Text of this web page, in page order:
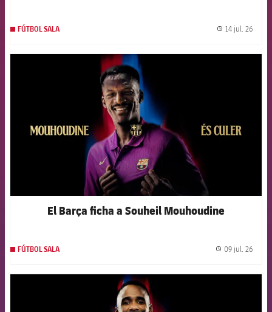
FÚTBOL SALA 14 jul. 26
FCB Barcelona badge
El Barça ficha a Souheil Mouhoudine
FÚTBOL SALA 09 jul. 26
FCB Barcelona badge